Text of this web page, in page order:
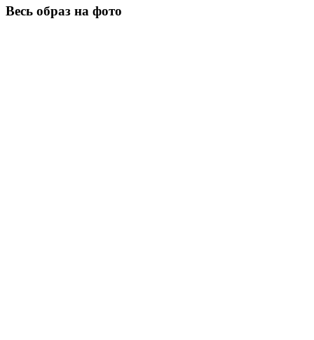
Весь образ на фото